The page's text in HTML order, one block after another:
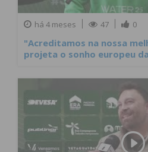
há 4 meses 47 0
"Acreditamos na nossa
projeta o sonho europeu